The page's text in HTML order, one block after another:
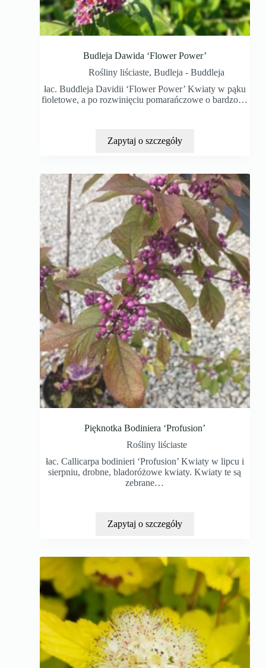
Budleja Dawida ‘Flower Power’
Rośliny liściaste,Budleja - Buddleja
łac. Buddleja Davidii ‘Flower Power’ Kwiaty w pąku
fioletowe, a po rozwinięciu pomarańczowe o bardzo…
Zapytaj o szczegóły
Pięknotka Bodiniera ‘Profusion’
Rośliny liściaste
łac. Callicarpa bodinieri ‘Profusion’ Kwiaty w lipcu i
sierpniu, drobne, bladoróżowe kwiaty. Kwiaty te są
zebrane…
Zapytaj o szczegóły